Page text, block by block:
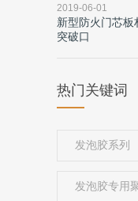
2019-06-01
新型防火门芯
突破口
热门关键词
发泡胶系列
发泡胶专用